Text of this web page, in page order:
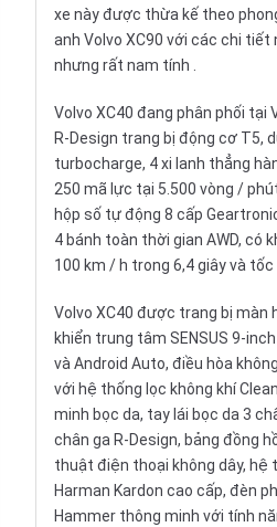
xe này được thừa kế theo
anh Volvo XC90 với các chi tiết
nhưng rất nam tính .
Volvo XC40 đang phân phối tại
R-Design trang bị động cơ T5,
turbocharge, 4 xi lanh thẳng
250 mã lực tại 5.500 vòng /
hộp số tự động 8 cấp
4 bánh toàn thời gian AWD, có
100 km / h trong 6,4 giây và
Volvo XC40 được trang bị màn
khiển trung tâm SENSUS 9-
và Android Auto, điều hòa
với hệ thống lọc không khí
minh bọc da, tay lái bọc da 3
chân ga R-Design, bảng đồng
thuật điện thoại không dây, hệ
Harman Kardon cao cấp, đèn
Hammer thông minh với tính